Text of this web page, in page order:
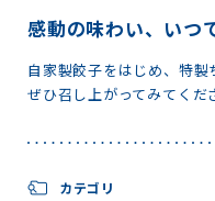
感動の味わい、いつ
自家製餃子をはじめ、特製
ぜひ召し上がってみてくだ
カテゴリ